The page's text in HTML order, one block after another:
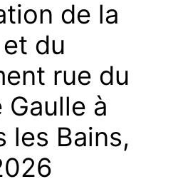
de la
du
rue du
Gaulle à
les Bains,